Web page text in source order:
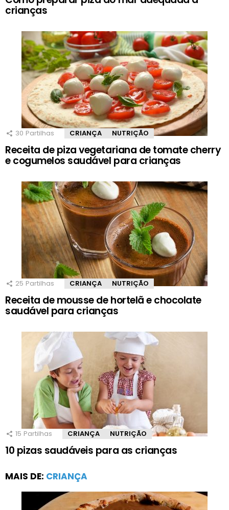
crianças
30 Partilhas CRIANÇA NUTRIÇÃO
Receita de piza vegetariana de tomate cherry
e cogumelos saudável para crianças
25 Partilhas CRIANÇA NUTRIÇÃO
Receita de mousse de hortelã e chocolate
saudável para crianças
15 Partilhas CRIANÇA NUTRIÇÃO
10 pizas saudáveis para as crianças
MAIS DE: CRIANÇA